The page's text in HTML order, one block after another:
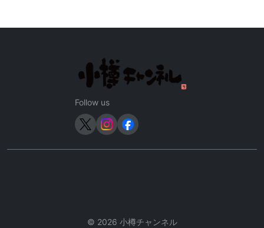
Follow us
© 2026 小樽チャンネル